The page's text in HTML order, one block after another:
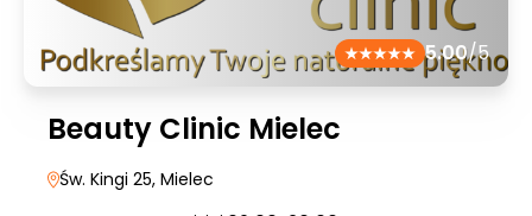
5.00/5
Beauty Clinic Mielec
Św. Kingi 25, Mielec